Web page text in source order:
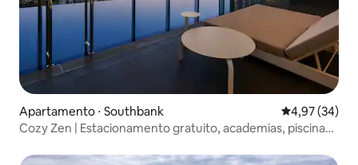
Apartamento ⋅ Southbank 4,97 de uma
4,97 (34)
Cozy Zen | Estacionamento gratuito, academias, piscinas,